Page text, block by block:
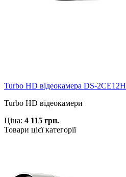
Turbo HD відеокамера DS-
Turbo HD відеокамери
Ціна: 4 115 грн.
Товари цієї категорії